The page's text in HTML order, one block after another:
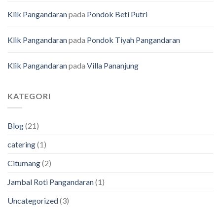
Klik Pangandaranpada Pondok Beti Putri
Klik Pangandaranpada Pondok Tiyah Pangandaran
Klik Pangandaranpada Villa Pananjung
KATEGORI
Blog(21)
catering(1)
Citumang(2)
Jambal Roti Pangandaran(1)
Uncategorized(3)